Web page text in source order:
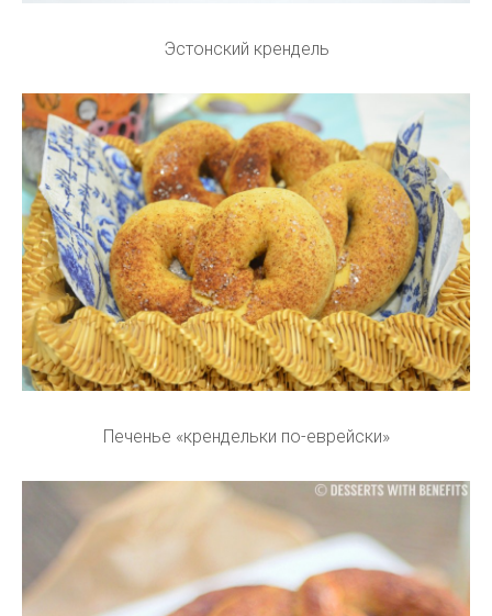
Эстонский крендель
Печенье «крендельки по-еврейски»